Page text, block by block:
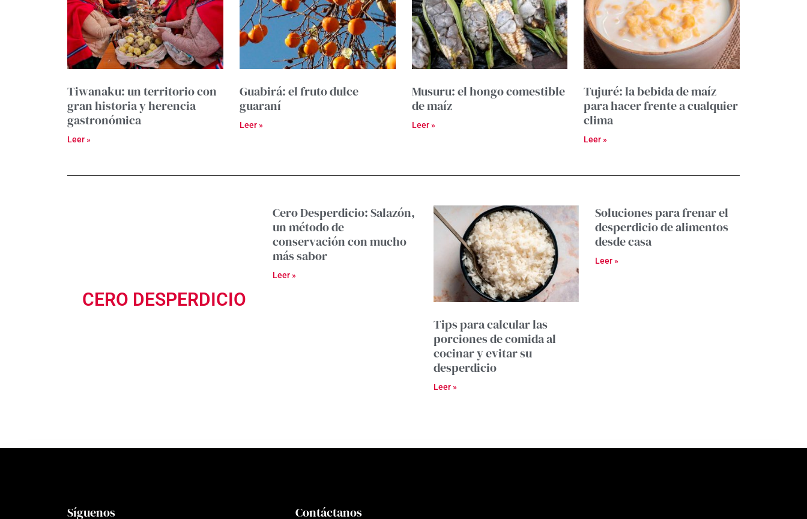
Tiwanaku: un territorio con
gran historia y herencia
gastronómica
Leer »
Guabirá: el fruto dulce
guaraní
Leer »
Musuru: el hongo comestible
de maíz
Leer »
Tujuré: la bebida de maíz
para hacer frente a cualquier
clima
Leer »
CERO DESPERDICIO
Cero Desperdicio: Salazón,
un método de
conservación con mucho
más sabor
Leer »
Tips para calcular las
porciones de comida al
cocinar y evitar su
desperdicio
Leer »
Soluciones para frenar el
desperdicio de alimentos
desde casa
Leer »
Síguenos Contáctanos